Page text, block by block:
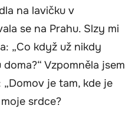
na lavičku v
se na Prahu. Slzy mi
„Co když už nikdy
Vzpomněla jsem
„Domov je tam, kde je
srdce?